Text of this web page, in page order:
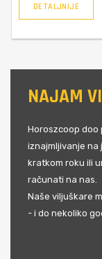
DETALJNIJE
NAJAM
Horoszcoop doo
iznajmljivanje na
kratkom roku ili
računati na nas.
Naše viljuškare
- i do nekoliko